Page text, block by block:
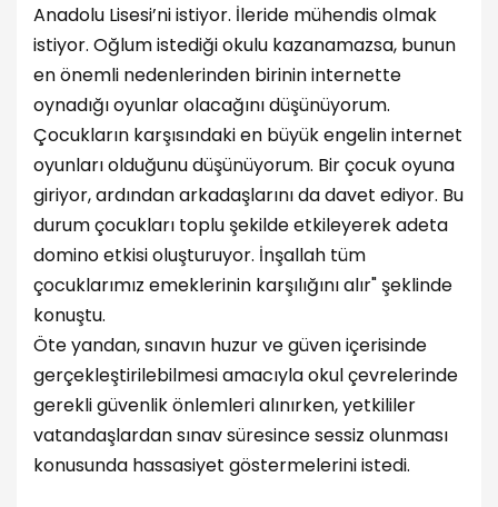
Anadolu Lisesi’ni istiyor. İleride mühendis olmak
istiyor. Oğlum istediği okulu kazanamazsa, bunun
en önemli nedenlerinden birinin internette
oynadığı oyunlar olacağını düşünüyorum.
Çocukların karşısındaki en büyük engelin internet
oyunları olduğunu düşünüyorum. Bir çocuk oyuna
giriyor, ardından arkadaşlarını da davet ediyor. Bu
durum çocukları toplu şekilde etkileyerek adeta
domino etkisi oluşturuyor. İnşallah tüm
çocuklarımız emeklerinin karşılığını alır" şeklinde
konuştu.
Öte yandan, sınavın huzur ve güven içerisinde
gerçekleştirilebilmesi amacıyla okul çevrelerinde
gerekli güvenlik önlemleri alınırken, yetkililer
vatandaşlardan sınav süresince sessiz olunması
konusunda hassasiyet göstermelerini istedi.